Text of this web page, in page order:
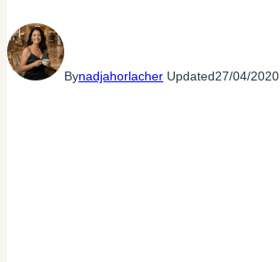
Bynadjahorlacher Updated27/04/2020